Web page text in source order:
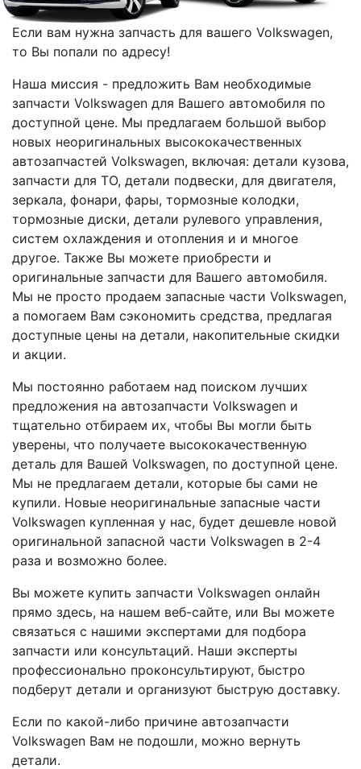
Если вам нужна запчасть для вашего Volkswagen,
то Вы попали по адресу!
Наша миссия - предложить Вам необходимые
запчасти Volkswagen для Вашего автомобиля по
доступной цене. Мы предлагаем большой выбор
новых неоригинальных высококачественных
автозапчастей Volkswagen, включая: детали кузова,
запчасти для ТО, детали подвески, для двигателя,
зеркала, фонари, фары, тормозные колодки,
тормозные диски, детали рулевого управления,
систем охлаждения и отопления и и многое
другое. Также Вы можете приобрести и
оригинальные запчасти для Вашего автомобиля.
Мы не просто продаем запасные части Volkswagen,
а помогаем Вам сэкономить средства, предлагая
доступные цены на детали, накопительные скидки
и акции.
Мы постоянно работаем над поиском лучших
предложения на автозапчасти Volkswagen и
тщательно отбираем их, чтобы Вы могли быть
уверены, что получаете высококачественную
деталь для Вашей Volkswagen, по доступной цене.
Мы не предлагаем детали, которые бы сами не
купили. Новые неоригинальные запасные части
Volkswagen купленная у нас, будет дешевле новой
оригинальной запасной части Volkswagen в 2-4
раза и возможно более.
Вы можете купить запчасти Volkswagen онлайн
прямо здесь, на нашем веб-сайте, или Вы можете
связаться с нашими экспертами для подбора
запчасти или консультаций. Наши эксперты
профессионально проконсультируют, быстро
подберут детали и организуют быструю доставку.
Если по какой-либо причине автозапчасти
Volkswagen Вам не подошли, можно вернуть
детали.